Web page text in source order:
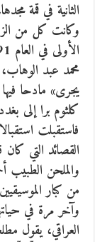
الثانية في قمة
وكانت كل من
محمد عبد
يجرى» مادحا
كلثوم برا إلى
فاستقبلت
القصائد التي كان
والملحن
من كبار
وآخر مرة في
العراقي، يقول